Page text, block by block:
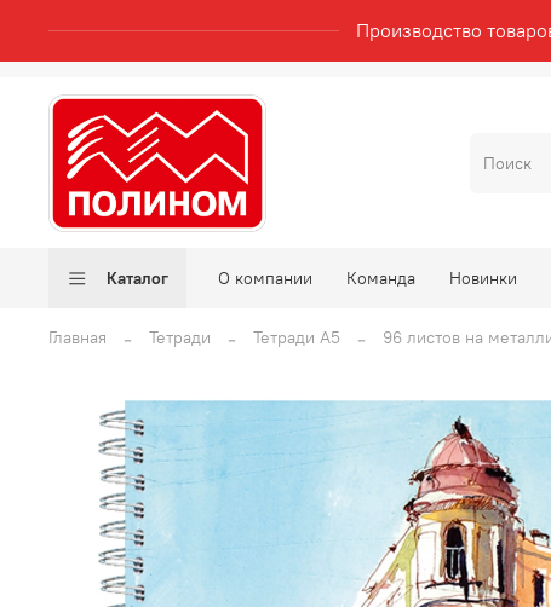
Производство
Каталог О компании Команда Новинки
Главная Тетради Тетради А5 96 листов на